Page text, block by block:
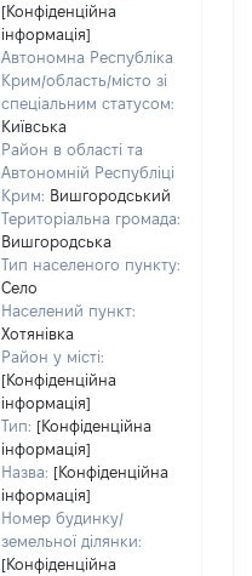
[Конфіденційна
інформація]
Автономна Республіка
Крим/область/місто зі
спеціальним статусом:
Київська
Район в області та
Автономній Республіці
Крим: Вишгородський
Територіальна громада:
Вишгородська
Тип населеного пункту:
Село
Населений пункт:
Хотянівка
Район у місті:
[Конфіденційна
інформація]
Тип: [Конфіденційна
інформація]
Назва: [Конфіденційна
інформація]
Номер будинку/
земельної ділянки:
[Конфіденційна